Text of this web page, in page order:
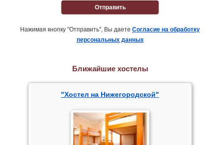
Отправить
Нажимая кнопку "Отправить", Вы даете Согласие на обработку
персональных данных
Ближайшие хостелы
"Хостел на Нижегородской"